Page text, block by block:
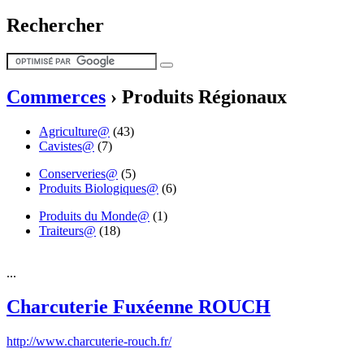
Rechercher
Commerces › Produits Régionaux
Agriculture@ (43)
Cavistes@ (7)
Conserveries@ (5)
Produits Biologiques@ (6)
Produits du Monde@ (1)
Traiteurs@ (18)
...
Charcuterie Fuxéenne ROUCH
http://www.charcuterie-rouch.fr/